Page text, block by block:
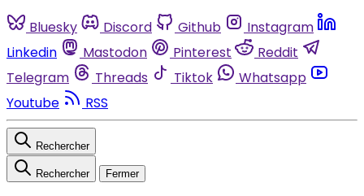
Bluesky Discord Github
Instagram
Linkedin
Mastodon Pinterest
Reddit
Telegram
Threads Tiktok
Whatsapp
Youtube
RSS
Rechercher
Rechercher Fermer